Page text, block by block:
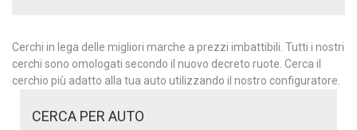
Cerchi in lega delle migliori marche a prezzi imbattibili. Tutti i nostri
cerchi sono omologati secondo il nuovo decreto ruote. Cerca il
cerchio più adatto alla tua auto utilizzando il nostro configuratore.
CERCA PER AUTO